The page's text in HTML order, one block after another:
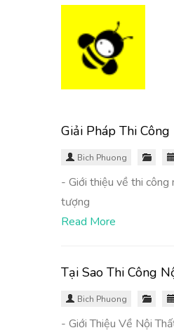
Giải Pháp Thi
Bich Phuong
- Giới thiệu về thi công
tượng
Read More
Tại Sao Thi Công
Bich Phuong
- Giới Thiệu Về Nội